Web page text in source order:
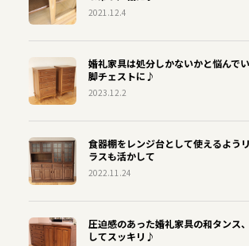
2021.12.4
婚礼家具は処分しかないかと悩んで
脚チェストに♪
2023.12.2
食器棚をレンジ台として使えるよう
ラスも活かして
2022.11.24
圧迫感のあった婚礼家具の和タンス
してスッキリ♪